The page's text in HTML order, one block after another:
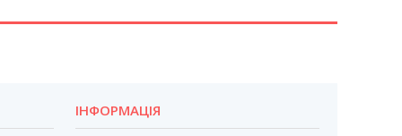
ІНФОРМАЦІЯ